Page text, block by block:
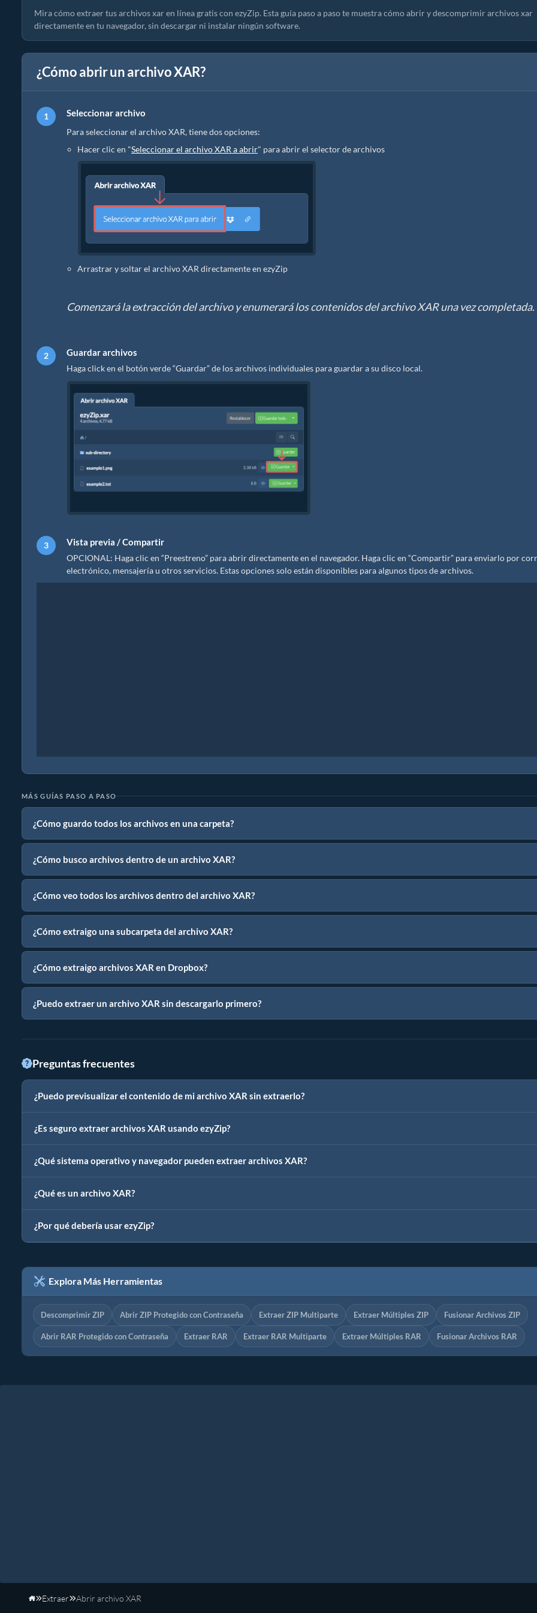
Mira cómo extraer tus archivos xar en línea gratis con ezyZip. Esta guía paso a paso te muestra cómo abrir y descomprimir archivos xar
directamente en tu navegador, sin descargar ni instalar ningún software.
¿Cómo abrir un archivo XAR?
Seleccionar archivo
Para seleccionar el archivo XAR, tiene dos opciones:
Hacer clic en "Seleccionar el archivo XAR a abrir" para abrir el selector de archivos
Arrastrar y soltar el archivo XAR directamente en ezyZip
Comenzará la extracción del archivo y enumerará los contenidos del archivo XAR una vez completada.
Guardar archivos
Haga click en el botón verde “Guardar” de los archivos individuales para guardar a su disco local.
Vista previa / Compartir
OPCIONAL: Haga clic en “Preestreno” para abrir directamente en el navegador. Haga clic en “Compartir” para enviarlo por
electrónico, mensajería u otros servicios. Estas opciones solo están disponibles para algunos tipos de archivos.
MÁS GUÍAS PASO A PASO
¿Cómo guardo todos los archivos en una carpeta?
¿Cómo busco archivos dentro de un archivo XAR?
¿Cómo veo todos los archivos dentro del archivo XAR?
¿Cómo extraigo una subcarpeta del archivo XAR?
¿Cómo extraigo archivos XAR en Dropbox?
¿Puedo extraer un archivo XAR sin descargarlo primero?
Preguntas frecuentes
¿Puedo previsualizar el contenido de mi archivo XAR sin extraerlo?
¿Es seguro extraer archivos XAR usando ezyZip?
¿Qué sistema operativo y navegador pueden extraer archivos XAR?
¿Qué es un archivo XAR?
¿Por qué debería usar ezyZip?
Explora Más Herramientas
Descomprimir ZIP Abrir ZIP Protegido con Contraseña Extraer ZIP Multiparte Extraer Múltiples ZIP Fusionar Archivos ZIP
Abrir RAR Protegido con Contraseña Extraer RAR Extraer RAR Multiparte Extraer Múltiples RAR Fusionar Archivos RAR
Inicio
Extraer Abrir archivo XAR